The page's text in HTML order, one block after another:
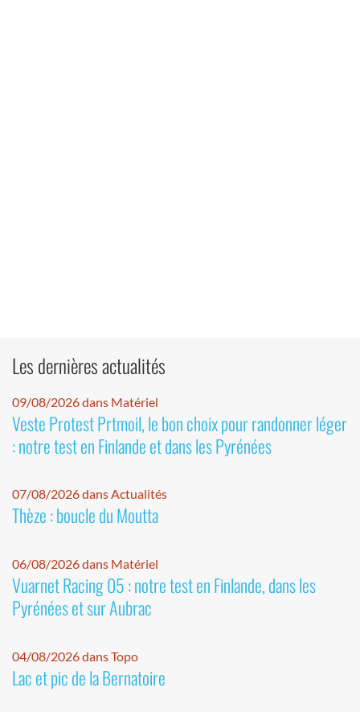
Les dernières actualités
09/08/2026 dans Matériel
Veste Protest Prtmoil, le bon choix pour randonner léger
: notre test en Finlande et dans les Pyrénées
07/08/2026 dans Actualités
Thèze : boucle du Moutta
06/08/2026 dans Matériel
Vuarnet Racing 05 : notre test en Finlande, dans les
Pyrénées et sur Aubrac
04/08/2026 dans Topo
Lac et pic de la Bernatoire